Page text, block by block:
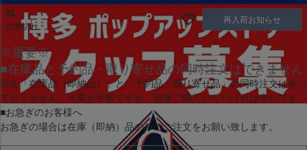
XL
在庫切れ
再入荷お知らせ
※重要※
■在庫品と予約品・取り寄せ品の同時注文はできません
現在「在庫品（即納品）」と「予約品・取り寄せ品」の同時注文は承っ
ておりません。大変お手数ですが、別途ご購入いただければ幸いです。
■お急ぎのお客様へ
お急ぎの場合は在庫（即納）品のみのご注文をお願い致します。